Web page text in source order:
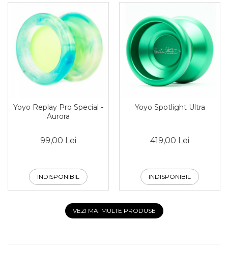
Yoyo Replay Pro Special -
Aurora
99,00 Lei
INDISPONIBIL
Yoyo Spotlight Ultra
419,00 Lei
INDISPONIBIL
VEZI MAI MULTE PRODUSE